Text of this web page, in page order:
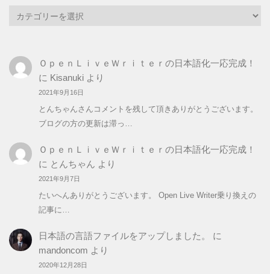
リ
ー
ＯｐｅｎＬｉｖｅＷｒｉｔｅｒの日本語化一応完成！
に Kisanukiより
2021年9月16日
とんちゃんさんコメントを残して頂きありがとうございます。
ブログの方の更新は滞っ…
ＯｐｅｎＬｉｖｅＷｒｉｔｅｒの日本語化一応完成！
に とんちゃん より
2021年9月7日
たいへんありがとうございます。 Open Live Writer乗り換えの
記事に…
日本語の言語ファイルをアップしました。
に
mandoncom より
2020年12月28日